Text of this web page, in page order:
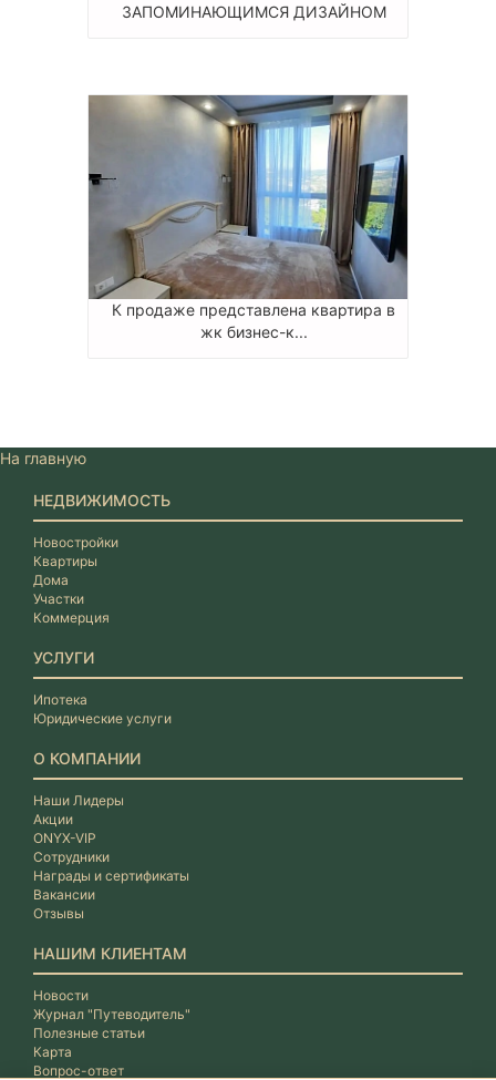
ЗАПОМИНАЮЩИМСЯ ДИЗАЙНОМ
К продаже представлена квартира в
жк бизнес-к...
На главную
НЕДВИЖИМОСТЬ
Новостройки
Квартиры
Дома
Участки
Коммерция
УСЛУГИ
Ипотека
Юридические услуги
О КОМПАНИИ
Наши Лидеры
Акции
ONYX-VIP
Сотрудники
Награды и сертификаты
Вакансии
Отзывы
НАШИМ КЛИЕНТАМ
Новости
Журнал "Путеводитель"
Полезные статьи
Карта
Вопрос-ответ